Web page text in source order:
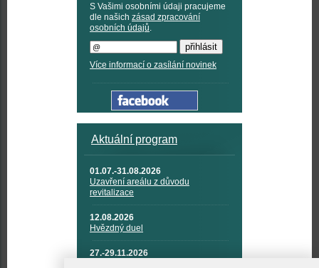
S Vašimi osobními údaji pracujeme
dle našich zásad zpracování
osobních údajů.
Více informací o zasílání novinek
Aktuální program
01.07.-31.08.2026
Uzavření areálu z důvodu
revitalizace
12.08.2026
Hvězdný duel
27.-29.11.2026